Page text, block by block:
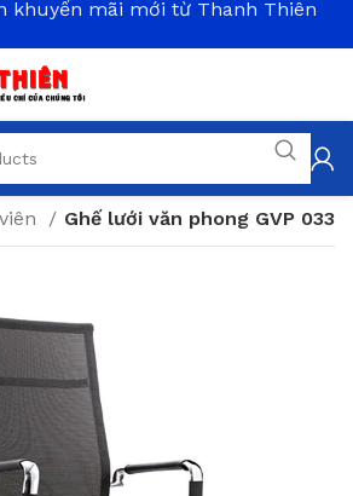
Ghế lưới văn phong GVP 033
khuyến mãi mới từ Thanh Thiên